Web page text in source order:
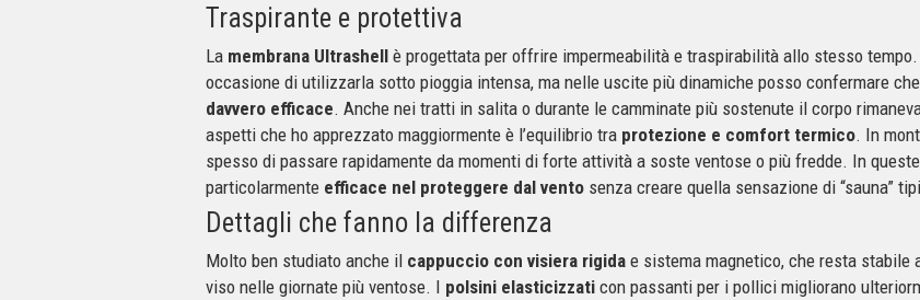
Traspirante e protettiva
La membrana Ultrashell è progettata per offrire impermeabilità e traspirabilità allo stesso
occasione di utilizzarla sotto pioggia intensa, ma nelle uscite più dinamiche posso confermare
davvero efficace. Anche nei tratti in salita o durante le camminate più sostenute il corpo
aspetti che ho apprezzato maggiormente è l’equilibrio tra protezione e comfort termico. In
spesso di passare rapidamente da momenti di forte attività a soste ventose o più fredde. In
particolarmente efficace nel proteggere dal vento senza creare quella sensazione di “sauna”
Dettagli che fanno la differenza
Molto ben studiato anche il cappuccio con visiera rigida e sistema magnetico, che resta stabile
viso nelle giornate più ventose. I polsini elasticizzati con passanti per i pollici migliorano